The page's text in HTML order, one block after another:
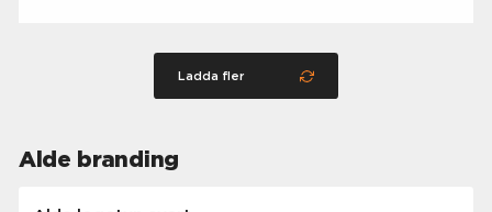
Ladda fler
Alde branding